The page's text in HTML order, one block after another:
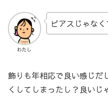
わたし
ピアスじゃな
飾りも年相応で良い感じだ
くしてしまったし？良いじ